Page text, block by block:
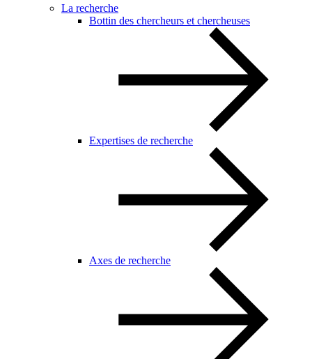
La recherche
Bottin des chercheurs et chercheuses
Expertises de recherche
Axes de recherche